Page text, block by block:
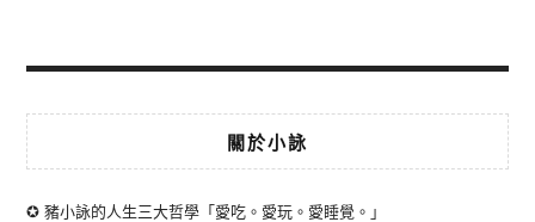
關於小詠
✪ 豬小詠的人生三大哲學「愛吃。愛玩。愛睡覺。」